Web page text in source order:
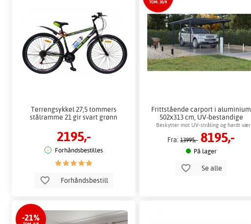
Terrengsykkel 27,5 tommers
stålramme 21 gir svart grønn
2195,-
Forhåndsbestilles
Forhåndsbestill
TOM. 30/9
Frittstående carport i aluminium
502x313 cm, UV-bestandige
paneler
Beskytter mot UV-stråling og hardt vær
Fra:13995,- 8195,-
På lager
Se alle
-21%